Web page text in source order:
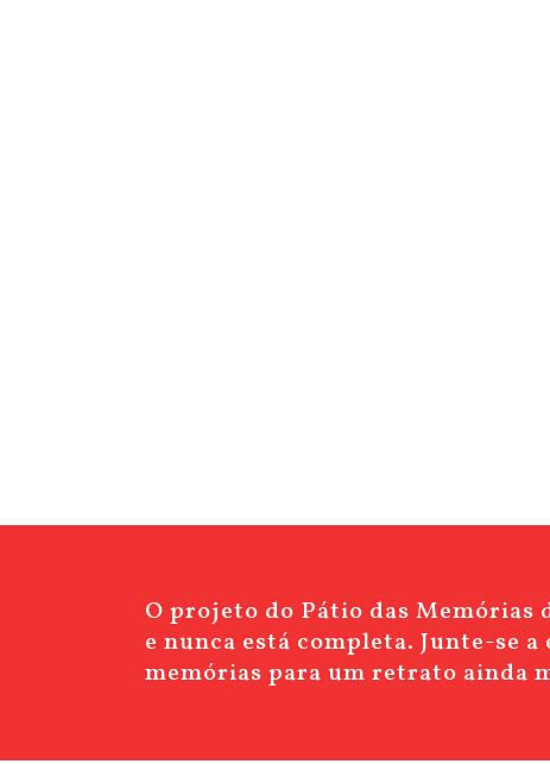
O projeto do Pátio das Memórias
e nunca está completa. Junte-se
memórias para um retrato ainda